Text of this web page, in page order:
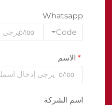
Whatsapp
Code
0/100
الاسم
0/100
اسم الشركة